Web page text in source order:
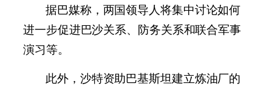
据巴媒称，两国领导人将集中讨论如何
进一步促进巴沙关系、防务关系和联合军事
演习等。
此外，沙特资助巴基斯坦建立炼油厂的